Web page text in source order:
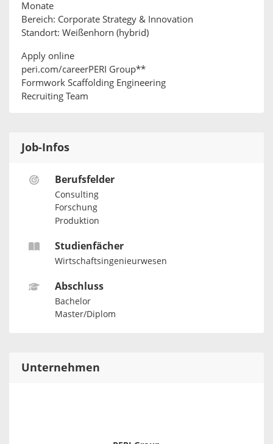
Monate
Bereich: Corporate Strategy & Innovation
Standort: Weißenhorn (hybrid)
Apply online
peri.com/careerPERI Group**
Formwork Scaffolding Engineering
Recruiting Team
Job-Infos
Berufsfelder
Consulting
Forschung
Produktion
Studienfächer
Wirtschaftsingenieurwesen
Abschluss
Bachelor
Master/Diplom
Unternehmen